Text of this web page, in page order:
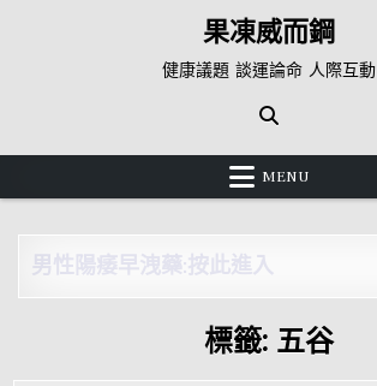
果凍威而鋼
健康議題 談運論命 人際互動
MENU
男性陽痿早洩藥:按此進入
標籤: 五谷